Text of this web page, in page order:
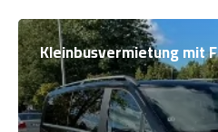
Kleinbusvermietung mit